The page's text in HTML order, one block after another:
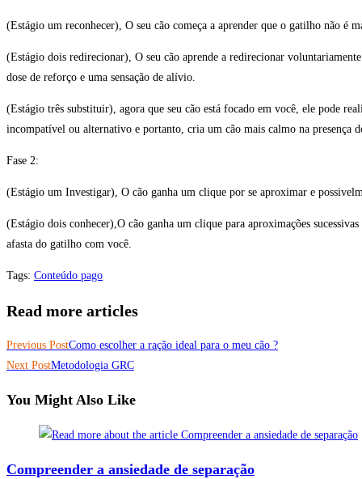
(Estágio um reconhecer), O seu cão começa a aprender que o gatilho não é
(Estágio dois redirecionar), O seu cão aprende a redirecionar
dose de reforço e uma sensação de alívio.
(Estágio três substituir), agora que seu cão está focado em você, ele pode
incompatível ou alternativo e portanto, cria um cão mais calmo na presença
Fase 2:
(Estágio um Investigar), O cão ganha um clique por se aproximar e
(Estágio dois conhecer),O cão ganha um clique para aproximações
afasta do gatilho com você.
Tags: Conteúdo pago
Read more articles
Previous PostComo escolher a ração ideal para o meu cão ?
Next PostMetodologia GRC
You Might Also Like
Compreender a ansiedade de separação